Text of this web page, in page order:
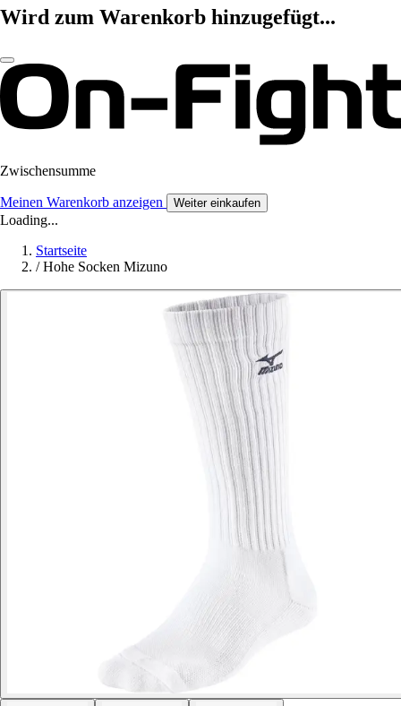
Wird zum Warenkorb hinzugefügt...
Zwischensumme
Meinen Warenkorb anzeigen Weiter einkaufen
Loading...
Startseite
/ Hohe Socken Mizuno